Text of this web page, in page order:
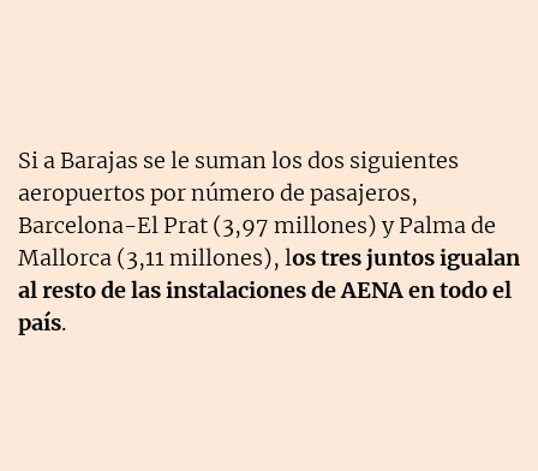
Si a Barajas se le suman los dos siguientes
aeropuertos por número de pasajeros,
Barcelona-El Prat (3,97 millones) y Palma de
Mallorca (3,11 millones), los tres juntos igualan
al resto de las instalaciones de AENA en todo el
país.